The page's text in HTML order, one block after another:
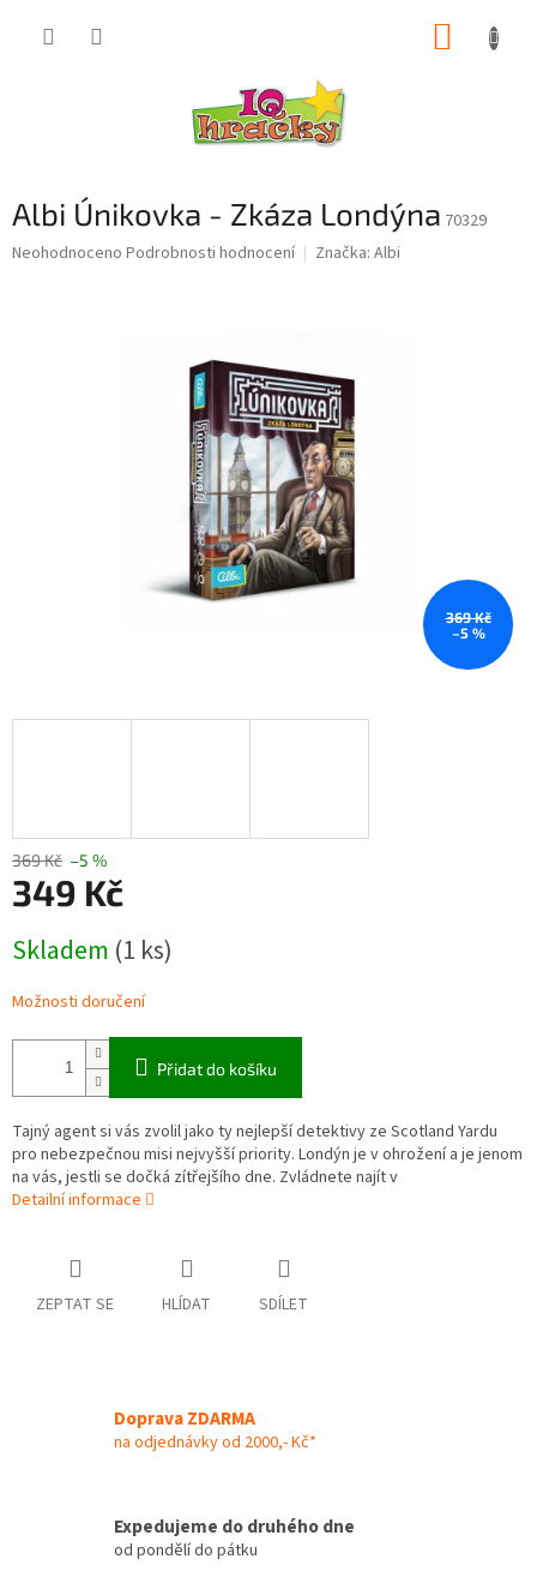
Albi Únikovka - Zkáza Londýna 70329
Průměrné
Neohodnoceno Podrobnosti hodnocení Značka: Albi
369 Kč
–5 %
369 Kč –5 %
349 Kč
cena:
Skladem (1 ks)
Možnosti doručení
Přidat do košíku
Tajný agent si vás zvolil jako ty nejlepší detektivy ze Scotland Yardu
pro nebezpečnou misi nejvyšší priority. Londýn je v ohrožení a je jenom
na vás, jestli se dočká zítřejšího dne. Zvládnete najít v
Detailní informace
ZEPTAT SE HLÍDAT SDÍLET
Doprava ZDARMA
na odjednávky od 2000,- Kč*
Expedujeme do druhého dne
od pondělí do pátku